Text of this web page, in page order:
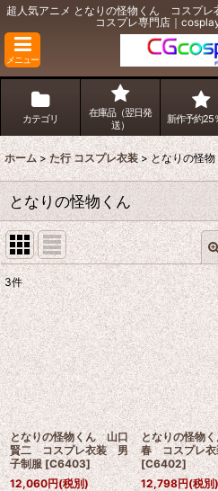
超人気アニメ となりの怪物くん コスプレ
コスプレ専門店｜
メニュー
カテゴリ
在庫品（翌日発
送）
新作予約25
ホーム > た行 コスプレ衣装 > となりの怪物
となりの怪物くん
表示数:
並び順:
絞り込
3件
となりの怪物くん 山口
賢二 コスプレ衣装 男
子制服 [C6403]
12,060円(税別)
となりの怪物
春 コスプレ
[C6402]
12,798円(税別)